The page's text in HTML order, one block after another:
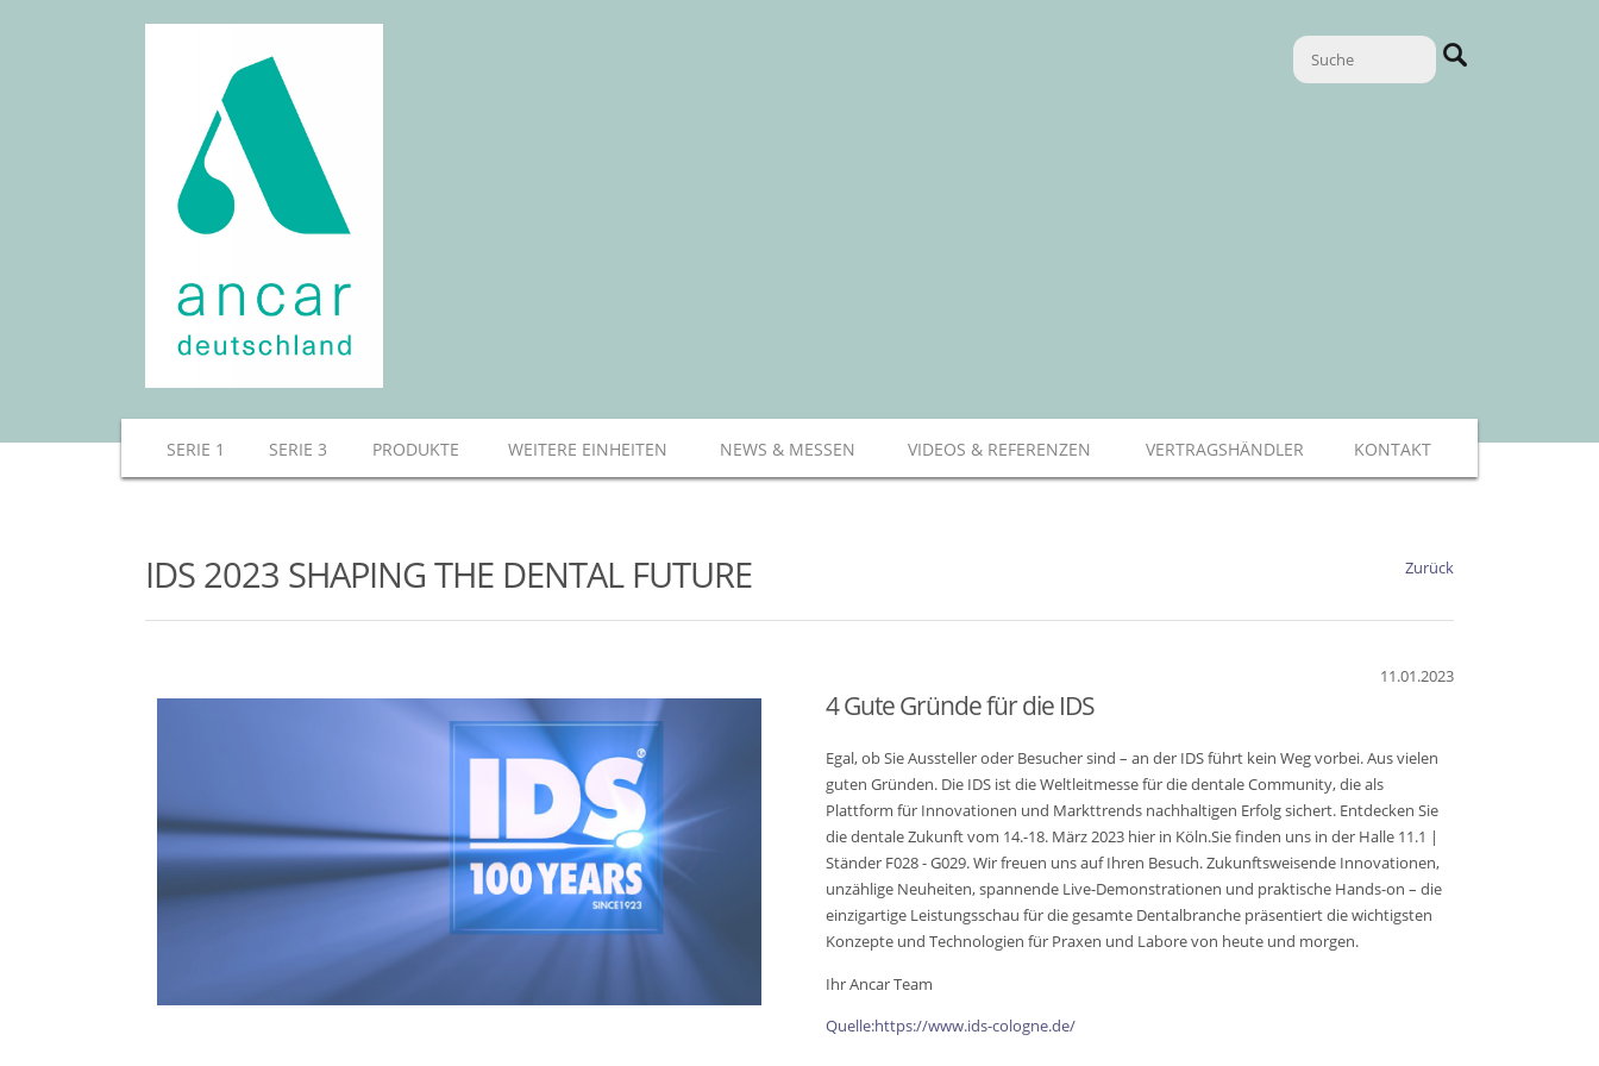
SERIE 1 SERIE 3 PRODUKTE WEITERE EINHEITEN NEWS & MESSEN VIDEOS & REFERENZEN VERTRAGSHÄNDLER KONTAKT
IDS 2023 SHAPING THE DENTAL FUTURE Zurück
11.01.2023
4 Gute Gründe für die IDS
Egal, ob Sie Aussteller oder Besucher sind – an der IDS führt kein Weg vorbei. Aus vielen
guten Gründen. Die IDS ist die Weltleitmesse für die dentale Community, die als
Plattform für Innovationen und Markttrends nachhaltigen Erfolg sichert. Entdecken Sie
die dentale Zukunft vom 14.-18. März 2023 hier in Köln.Sie finden uns in der Halle 11.1 |
Ständer F028 - G029. Wir freuen uns auf Ihren Besuch. Zukunftsweisende Innovationen,
unzählige Neuheiten, spannende Live-Demonstrationen und praktische Hands-on – die
einzigartige Leistungsschau für die gesamte Dentalbranche präsentiert die wichtigsten
Konzepte und Technologien für Praxen und Labore von heute und morgen.
Ihr Ancar Team
Quelle:https://www.ids-cologne.de/